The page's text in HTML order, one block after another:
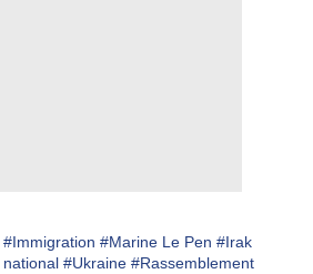
#Immigration #Marine Le Pen #Irak
#Ukraine #Rassemblement